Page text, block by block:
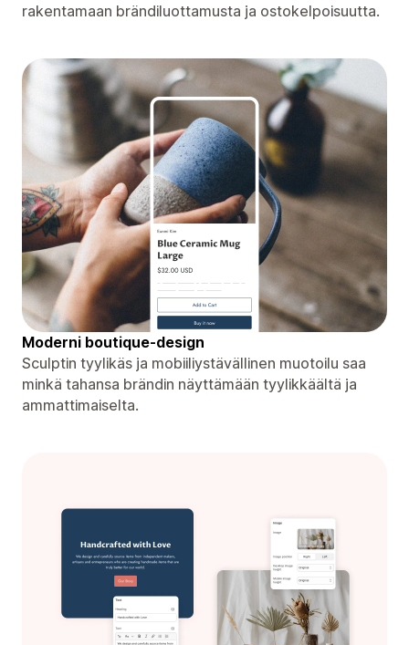
rakentamaan brändiluottamusta ja ostokelpoisuutta.
Moderni boutique-design
Sculptin tyylikäs ja mobiiliystävällinen muotoilu saa
minkä tahansa brändin näyttämään tyylikkäältä ja
ammattimaiselta.